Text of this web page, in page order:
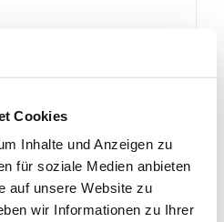
Cookies
Inhalte und Anzeigen zu
für soziale Medien anbieten
auf unsere Website zu
wir Informationen zu Ihrer